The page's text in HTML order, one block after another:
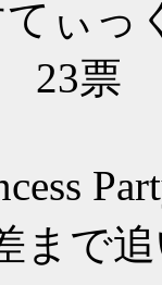
ぃっ
まで